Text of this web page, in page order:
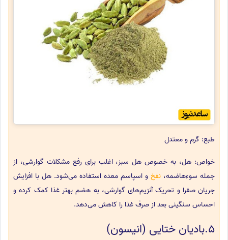
طبع: گرم و معتدل
خواص: هل، به خصوص هل سبز، اغلب برای رفع مشکلات گوارشی، از
جمله سوءهاضمه، نفخ و اسپاسم معده استفاده می‌شود. هل با افزایش
جریان صفرا و تحریک آنزیم‌های گوارشی، به هضم بهتر غذا کمک کرده و
احساس سنگینی بعد از صرف غذا را کاهش می‌دهد.
5.بادیان ختایی (انیسون)